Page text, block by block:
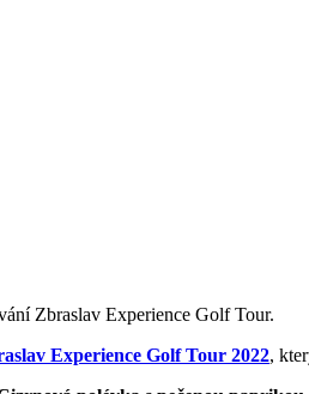
Zbraslav Experience Golf Tour.
Experience Golf Tour 2022,